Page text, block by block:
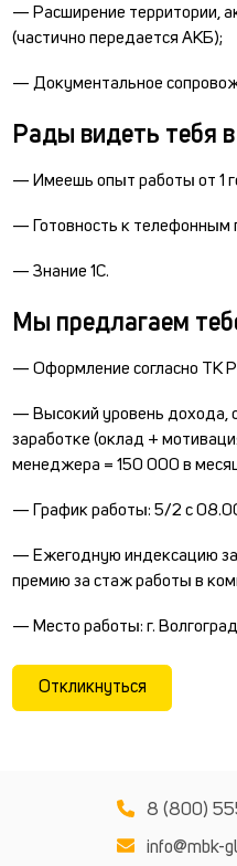
— Расширение территории,
(частично передается АКБ);
— Документальное
Рады видеть тебя
— Имеешь опыт работы от 1
— Готовность к телефонным
— Знание 1С.
Мы предлагаем
— Оформление согласно ТК
— Высокий уровень дохода,
заработке (оклад +
менеджера = 150 000 в
— График работы: 5/2 с
— Ежегодную индексацию
премию за стаж работы в
— Место работы: г.
Откликнуться
8 (800)
info@mbk-